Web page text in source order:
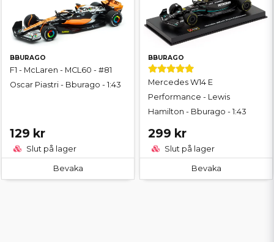
BBURAGO
F1 - McLaren - MCL60 - #81
Oscar Piastri - Bburago - 1:43
129 kr
Slut på lager
Bevaka
BBURAGO
Mercedes W14 E
Performance - Lewis
Hamilton - Bburago - 1:43
299 kr
Slut på lager
Bevaka